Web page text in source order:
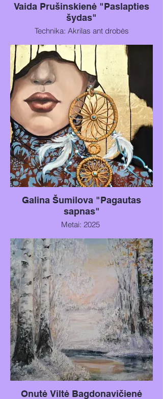
Vaida Prušinskienė "Paslapties
šydas"
Technika: Akrilas ant drobės
Dydis: 100 × 100 cm
Galina Šumilova "Pagautas
sapnas"
Metai: 2025
Dydis: 80x60 cm
Onutė Viltė Bagdonavičienė